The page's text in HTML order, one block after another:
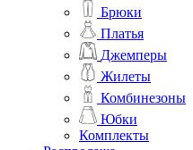
Брюки
Платья
Джемперы
Жилеты
Комбинезоны
Юбки
Комплекты